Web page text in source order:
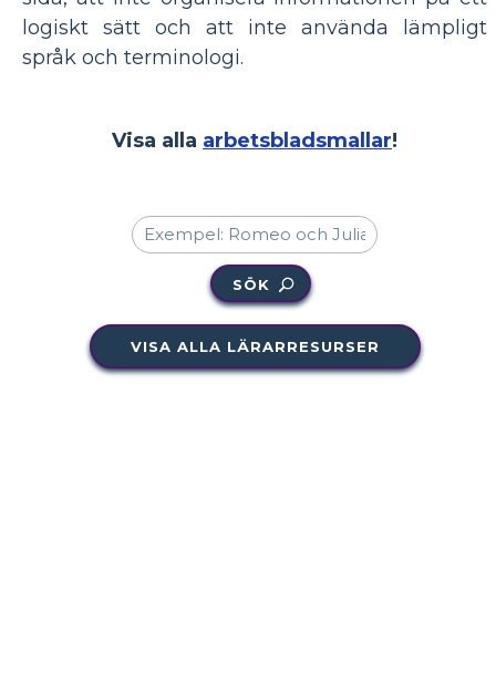
logiskt sätt och att inte använda lämpligt
språk och terminologi.
Visa alla arbetsbladsmallar!
SÖK
VISA ALLA LÄRARRESURSER